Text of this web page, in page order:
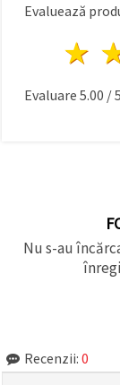
Evaluează
Evaluare 5.00 /5
Nu s-au
Recenzii: 0